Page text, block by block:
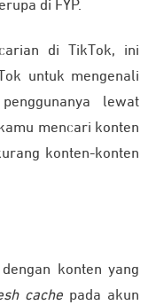
di FYP.
di TikTok, ini
untuk mengenali
lewat
mencari konten
konten-konten
konten yang
cache pada akun